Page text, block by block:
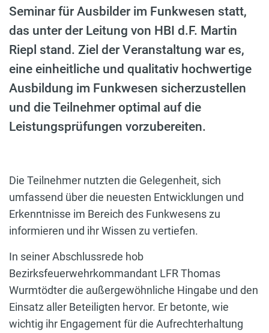
Seminar für Ausbilder im Funkwesen statt,
das unter der Leitung von HBI d.F. Martin
Riepl stand. Ziel der Veranstaltung war es,
eine einheitliche und qualitativ hochwertige
Ausbildung im Funkwesen sicherzustellen
und die Teilnehmer optimal auf die
Leistungsprüfungen vorzubereiten.
Die Teilnehmer nutzten die Gelegenheit, sich
umfassend über die neuesten Entwicklungen und
Erkenntnisse im Bereich des Funkwesens zu
informieren und ihr Wissen zu vertiefen.
In seiner Abschlussrede hob
Bezirksfeuerwehrkommandant LFR Thomas
Wurmtödter die außergewöhnliche Hingabe und den
Einsatz aller Beteiligten hervor. Er betonte, wie
wichtig ihr Engagement für die Aufrechterhaltung